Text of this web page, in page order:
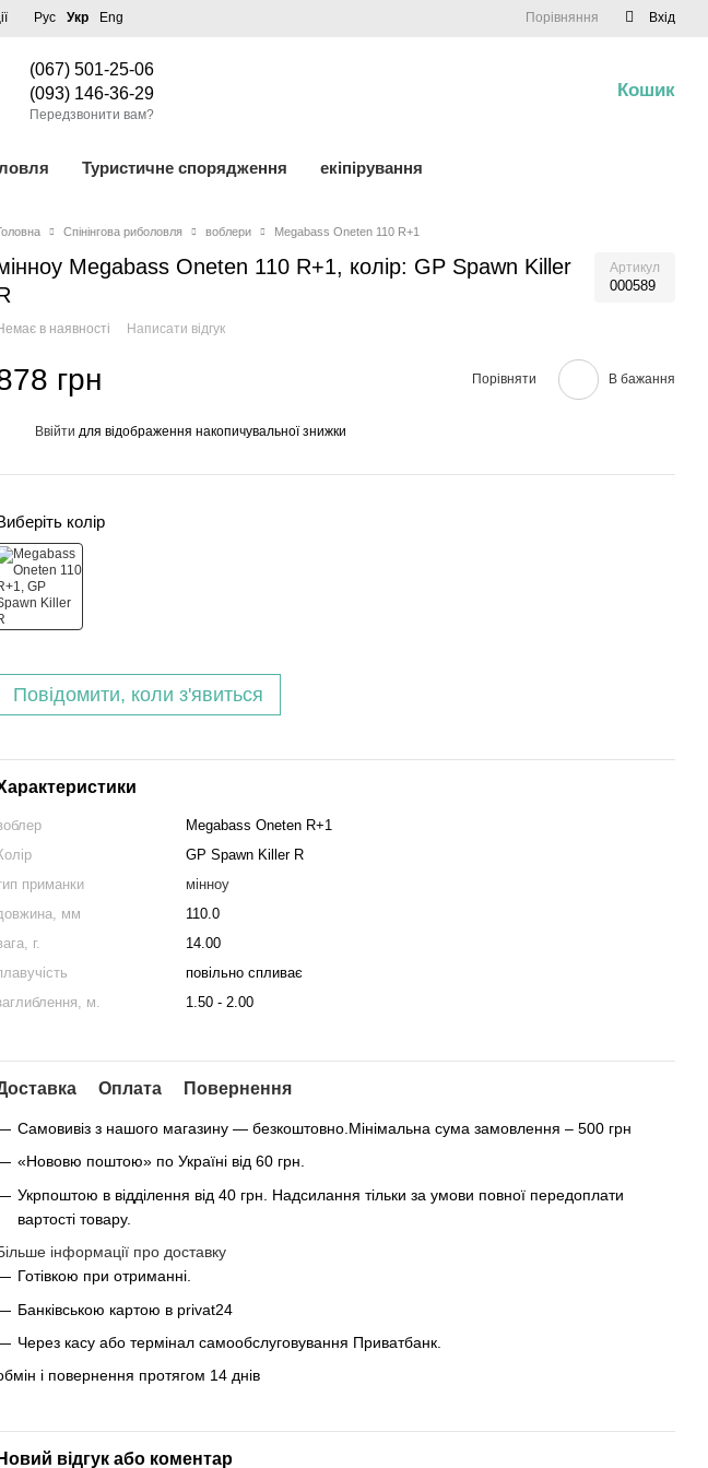
Рус Укр Eng Порівняння Вхід
(067) 501-25-06
(093) 146-36-29
Передзвонити вам?
Кошик
Туристичне спорядження екіпірування
Спінінгова риболовля воблери Megabass Oneten 110 R+1
Megabass Oneten 110 R+1, колір: GP Spawn Killer
Артикул
000589
в наявності Написати відгук
грн Порівняти В бажання
Ввійти для відображення накопичувальної знижки
колір
Повідомити, коли з'явиться
Megabass Oneten R+1
GP Spawn Killer R
приманки
мінноу
мм
110.0
г.
14.00
повільно спливає
м.
1.50 - 2.00
Оплата Повернення
Самовивіз з нашого магазину — безкоштовно.Мінімальна сума замовлення – 500 грн
«Нововю поштою» по Україні від 60 грн.
Укрпоштою в відділення від 40 грн. Надсилання тільки за умови повної передоплати
вартості товару.
інформації про доставку
Готівкою при отриманні.
Банківською картою в privat24
Через касу або термінал самообслуговування Приватбанк.
і повернення протягом 14 днів
Новий відгук або коментар